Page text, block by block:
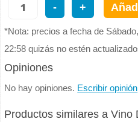
- +
*Nota: precios a fecha de
22:58 quizás no estén
Opiniones
No hay opiniones. Escribir opinión
Productos similares a Vino